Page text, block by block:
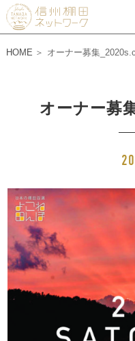
HOME オーナー募集
オーナー募